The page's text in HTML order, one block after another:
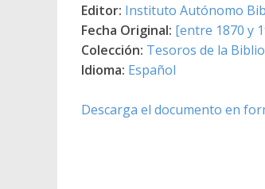
Editor: Instituto Autónomo
Fecha Original: [entre 1870 y
Colección: Tesoros de la
Idioma: Español
Descarga el documento en